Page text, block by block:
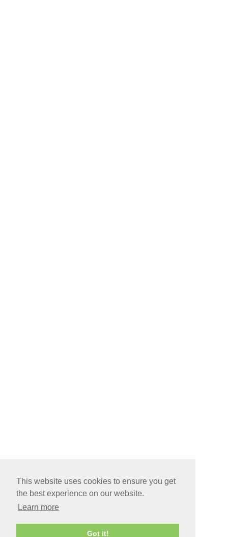
This website uses cookies to ensure you get
the best experience on our website.
Learn more
Got it!